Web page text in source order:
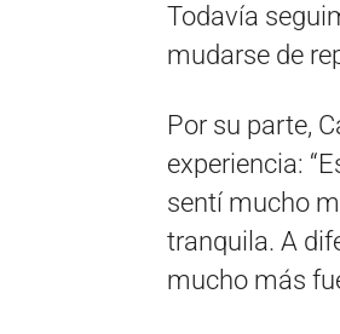
Todavía
mudarse de
Por su parte,
experiencia:
sentí mucho
tranquila. A
mucho más